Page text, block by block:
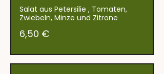
Salat aus Petersilie , Tomaten,
Zwiebeln, Minze und Zitrone
6,50 €